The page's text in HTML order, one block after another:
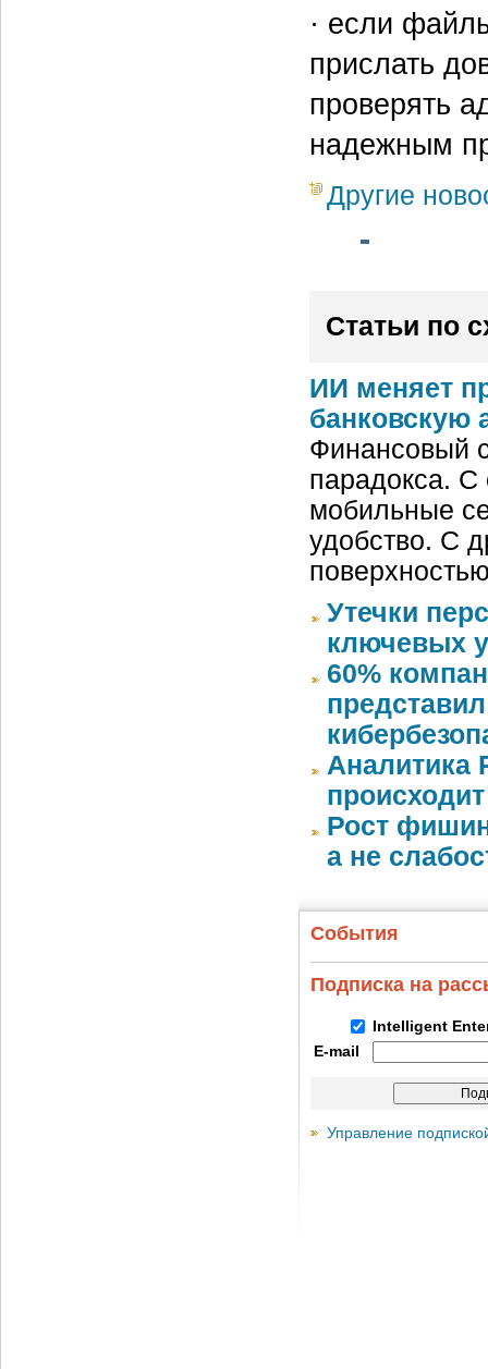
· если
прислать
проверять
надежным
Другие
Статьи по
ИИ меняет
банковскую
Финансовый
парадокса. С
мобильные
удобство. С
Утечки
ключевых
60%
Аналитика
Рост
а не
События
Подписка на
Intelligent
E-mail
Управление